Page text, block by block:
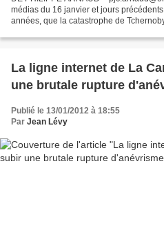
médias du 16 janvier et jours
années, que la catastrophe de
La ligne internet de La
une brutale rupture
Publié le 13/01/2012 à 18:55
Par Jean Lévy